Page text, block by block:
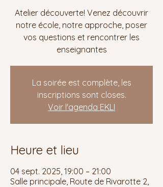
Atelier découverte! Venez découvrir
notre école, notre approche, poser
vos questions et rencontrer les
enseignantes
La soirée est complète, les
inscriptions sont closes.
Voir l'agenda EKLI
Heure et lieu
04 sept. 2025, 19:00 – 21:00
Salle principale, Route de Rivarotte 2,